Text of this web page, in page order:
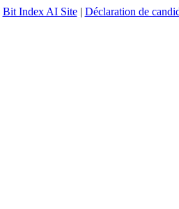
Bit Index AI Site| Déclaration de